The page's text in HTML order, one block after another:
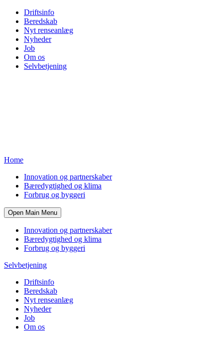
Driftsinfo
Beredskab
Nyt renseanlæg
Nyheder
Job
Om os
Selvbetjening
Home
Innovation og partnerskaber
Bæredygtighed og klima
Forbrug og byggeri
Open Main Menu
Innovation og partnerskaber
Bæredygtighed og klima
Forbrug og byggeri
Selvbetjening
Driftsinfo
Beredskab
Nyt renseanlæg
Nyheder
Job
Om os